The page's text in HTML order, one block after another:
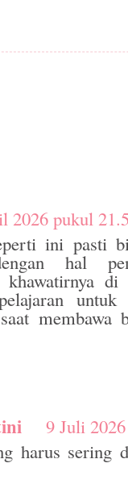
2026 pukul
ini pasti
hal
khawatirnya
membawa
9 Juli
harus sering